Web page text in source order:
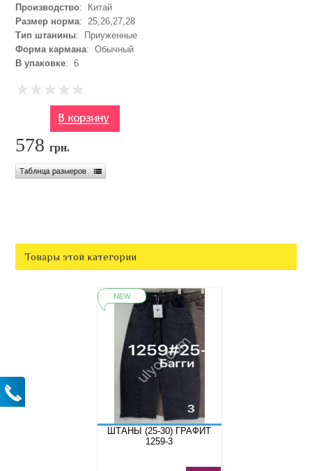
Производство: Китай
Размер норма: 25,26,27,28
Тип штанины: Приуженные
Форма кармана: Обычный
В упаковке: 6
578грн.
Товары этой категории
ШТАНЫ (25-30) ГРАФИТ
1259-3